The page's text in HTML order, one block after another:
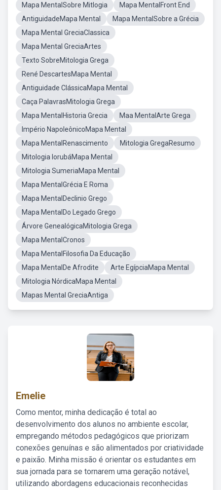
Mapa MentalSobre Mitlogia
Mapa MentalFront End
AntiguidadeMapa Mental
Mapa MentalSobre a Grécia
Mapa Mental GreciaClassica
Mapa Mental GreciaArtes
Texto SobreMitologia Grega
René DescartesMapa Mental
Antiguidade ClássicaMapa Mental
Caça PalavrasMitologia Grega
Mapa MentalHistoria Grecia
Maa MentalArte Grega
Império NapoleônicoMapa Mental
Mapa MentalRenascimento
Mitologia GregaResumo
Mitologia IorubáMapa Mental
Mitologia SumeriaMapa Mental
Mapa MentalGrécia E Roma
Mapa MentalDeclinio Grego
Mapa MentalDo Legado Grego
Árvore GenealógicaMitologia Grega
Mapa MentalCronos
Mapa MentalFilosofia Da Educação
Mapa MentalDe Afrodite
Arte EgípciaMapa Mental
Mitologia NórdicaMapa Mental
Mapas Mental GreciaAntiga
Emelie
Como mentor, minha dedicação é total ao
desenvolvimento dos alunos no ambiente escolar,
empregando métodos pedagógicos que priorizam
conexões genuínas e são alimentados por criatividade
e paixão. Minha missão é orientar os estudantes em
sua jornada para se tornarem uma geração notável,
utilizando abordagens educacionais reconhecidas